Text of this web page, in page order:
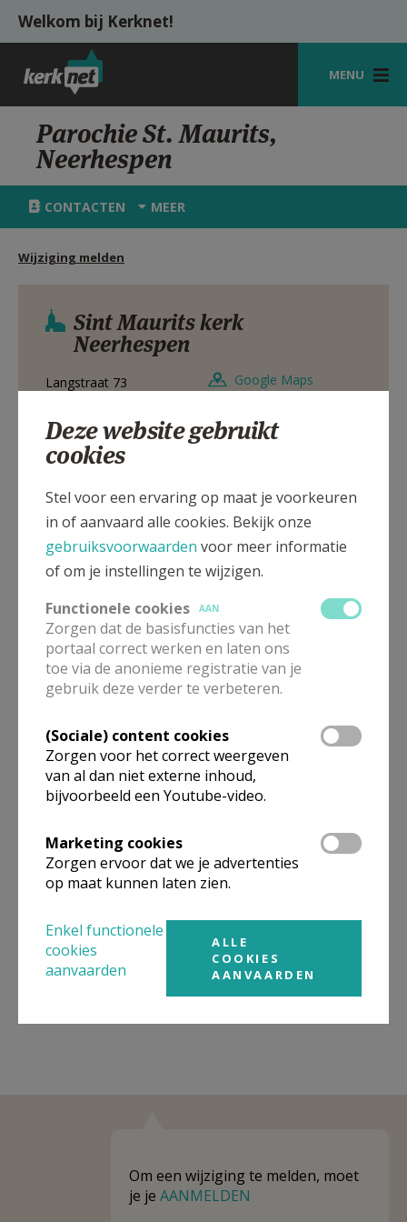
Overslaan en naar de inhoud gaan
Welkom bij Kerknet!
MENU
STARTPAGINA
KERK
VIERINGEN
HULP
MIJN PAROCHIE
AANMELDEN OF REGISTREREN
Parochie St. Maurits,
Neerhespen
CONTACTEN MEER
Wijziging melden
Sint Maurits kerk
Neerhespen
Langstraat 73
Google Maps
Langstraat 73, 3350 Linter - Neerhespen
In deze kerk vinden geen weekendvieringen plaats. Via de
onderstaande lijst kan je het aanbod van kerken in de buurt
raadplegen.
Niet gevonden wat je zocht? Hier vind je
links naar kerken, eventueel van andere
organisaties, in de buurt.
Kerken in of nabij
Linter - Neerhespen
Om een wijziging te melden, moet
je je AANMELDEN
Deze website gebruikt
cookies
Stel voor een ervaring op maat je voorkeuren
in of aanvaard alle cookies. Bekijk onze
gebruiksvoorwaarden voor meer informatie
of om je instellingen te wijzigen.
Functionele cookies
AAN
Zorgen dat de basisfuncties van het
portaal correct werken en laten ons
toe via de anonieme registratie van je
gebruik deze verder te verbeteren.
(Sociale) content cookies
Zorgen voor het correct weergeven
van al dan niet externe inhoud,
bijvoorbeeld een Youtube-video.
Marketing cookies
Zorgen ervoor dat we je advertenties
op maat kunnen laten zien.
Enkel functionele
cookies
aanvaarden
ALLE
COOKIES
AANVAARDEN